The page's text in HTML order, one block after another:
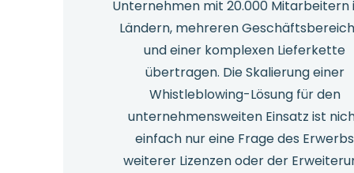
Unternehmen mit 20.000 Mitarbeitern
Ländern, mehreren
und einer komplexen Lieferkette
übertragen. Die Skalierung einer
Whistleblowing-Lösung für den
unternehmensweiten Einsatz ist
einfach nur eine Frage des Erwerbs
weiterer Lizenzen oder der